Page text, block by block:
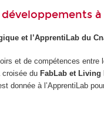
à
et l’ApprentiLab du
et de compétences entre
croisée du FabLab et Living
donnée à l’ApprentiLab